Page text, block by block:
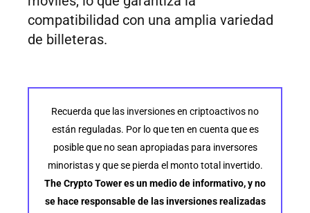
compatibilidad con una amplia variedad
de billeteras.
Recuerda que las inversiones en criptoactivos no
están reguladas. Por lo que ten en cuenta que es
posible que no sean apropiadas para inversores
minoristas y que se pierda el monto total invertido.
The Crypto Tower es un medio de informativo, y no
se hace responsable de las inversiones realizadas